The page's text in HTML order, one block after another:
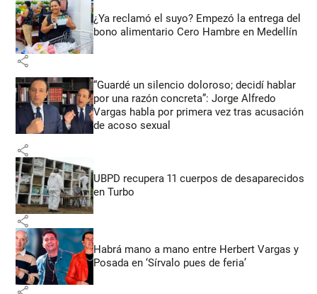
¿Ya reclamó el suyo? Empezó la entrega del
bono alimentario Cero Hambre en Medellín
share
“Guardé un silencio doloroso; decidí hablar
por una razón concreta”: Jorge Alfredo
Vargas habla por primera vez tras acusación
de acoso sexual
share
UBPD recupera 11 cuerpos de desaparecidos
en Turbo
share
Habrá mano a mano entre Herbert Vargas y
Posada en ‘Sírvalo pues de feria’